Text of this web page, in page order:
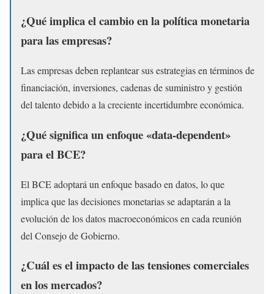
¿Qué implica el cambio en la política monetaria
para las empresas?
Las empresas deben replantear sus estrategias en términos de
financiación, inversiones, cadenas de suministro y gestión
del talento debido a la creciente incertidumbre económica.
¿Qué significa un enfoque «data-dependent»
para el BCE?
El BCE adoptará un enfoque basado en datos, lo que
implica que las decisiones monetarias se adaptarán a la
evolución de los datos macroeconómicos en cada reunión
del Consejo de Gobierno.
¿Cuál es el impacto de las tensiones comerciales
en los mercados?